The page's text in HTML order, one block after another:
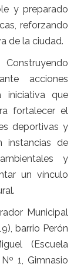
y preparado
reforzando
de la ciudad.
acciones
iniciativa que
fortalecer el
deportivas y
instancias de
y
un vínculo
Municipal
barrio Perón
(Escuela
1, Gimnasio